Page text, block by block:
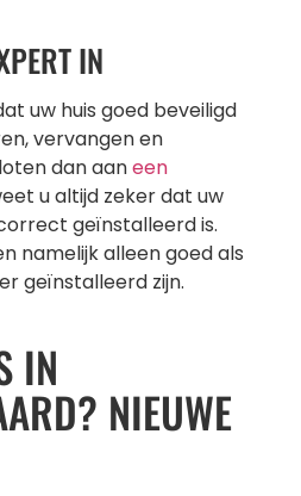
IN
uw huis goed beveiligd
vervangen en
dan aaneen
u altijd zeker dat uw
geïnstalleerd is.
namelijk alleen goed als
geïnstalleerd zijn.
IN
NIEUWE